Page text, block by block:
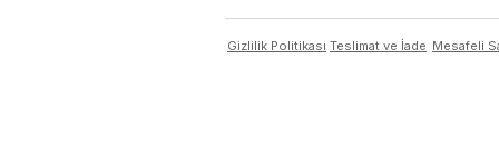
Gizlilik Politikası Teslimat ve İade Mesafeli